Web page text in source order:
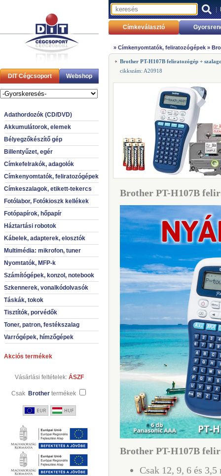
DIT Cégcsoport Webshop
Adathordozók (CD/DVD)
Akkumulátorok, elemek
Bélyegzőkészítő gép
Billentyűzet, egér
Címkefelrakók, adagolók
Címkenyomtatók, feliratozógépek
Címkeszalagok, etikett-tekercs
Fotólabor, Fotókioszk kellékek
Fotópapírok, hőpapír
Háztartási robotok
Kábelek, adapterek, elosztók
Multimédia: mikrofon, tuner
Nyomtatók, MFP-k
Számítógépek, konzol, notebook
Szkennerek, vonalkódolvasók
Táskák, tokok
Tisztítók, porvédők
Toner, patron, festékszalag
Varrógépek, hímzőgépek
Akciós termékek
Vásárlási feltételek: ÁSZF
Csak Brother termékek
|
Címkeválasztó
» Címkenyomtatók, feliratozógépek »
Brother PT-H107B feliratozógép +
cikkszám: A20918
Brother PT-H107B
Brother PT-H107B
Csak 12, 9, 6 és